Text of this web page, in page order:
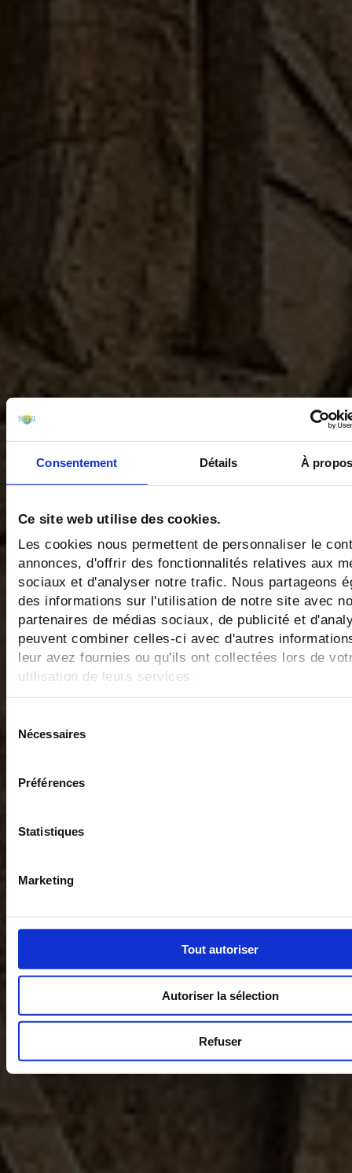
Consentement Détails À
Ce site web utilise des cookies.
Les cookies nous permettent de personnaliser le
annonces, d'offrir des fonctionnalités relatives aux
sociaux et d'analyser notre trafic. Nous partageons
des informations sur l'utilisation de notre site avec
partenaires de médias sociaux, de publicité et
peuvent combiner celles-ci avec d'autres
leur avez fournies ou qu'ils ont collectées lors de
utilisation de leurs services.
Nécessaires
Préférences
Statistiques
Marketing
Tout autoriser
Autoriser la sélection
Refuser